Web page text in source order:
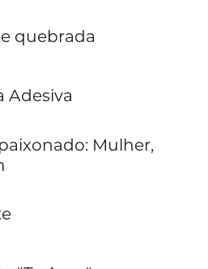
quebrada
Adesiva
Mulher,